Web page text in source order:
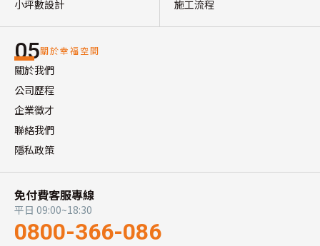
小坪數設計
施工流程
05關於幸福空間
關於我們
公司歷程
企業徵才
聯絡我們
隱私政策
免付費客服專線
平日 09:00~18:30
0800-366-086